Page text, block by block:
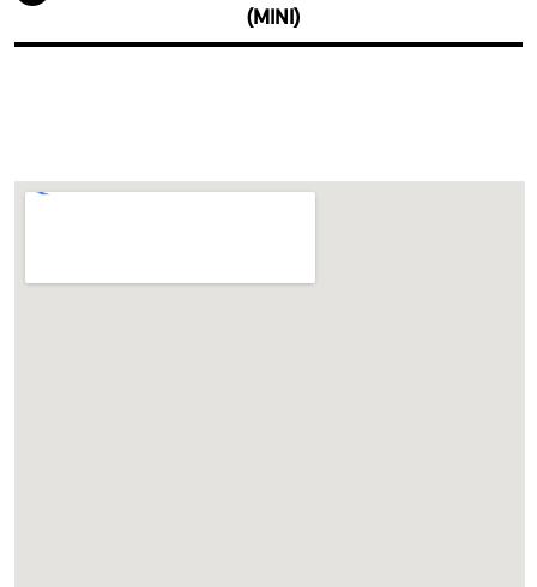
Driving Assistant
Aandrijving en onderstel
(MINI)